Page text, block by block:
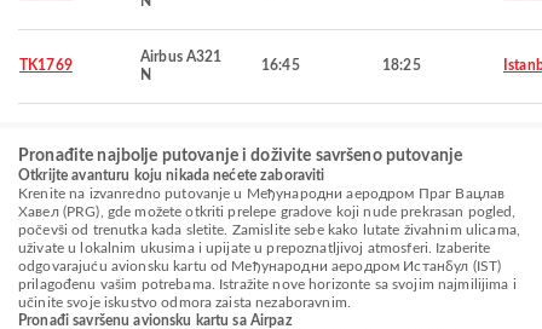
TK1769
Airbus A321
N
16:45 18:25
Pronađite najbolje putovanje i doživite savršeno putovanje
Otkrijte avanturu koju nikada nećete zaboraviti
Krenite na izvanredno putovanje u Међународни аеродром Праг Вацлав
Хавел (PRG), gde možete otkriti prelepe gradove koji nude prekrasan pogled,
počevši od trenutka kada sletite. Zamislite sebe kako lutate živahnim ulicama,
uživate u lokalnim ukusima i upijate u prepoznatljivoj atmosferi. Izaberite
odgovarajuću avionsku kartu od Међународни аеродром Истанбул (IST)
prilagođenu vašim potrebama. Istražite nove horizonte sa svojim najmilijima i
učinite svoje iskustvo odmora zaista nezaboravnim.
Pronađi savršenu avionsku kartu sa Airpaz